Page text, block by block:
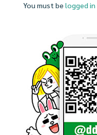
You must be logged in